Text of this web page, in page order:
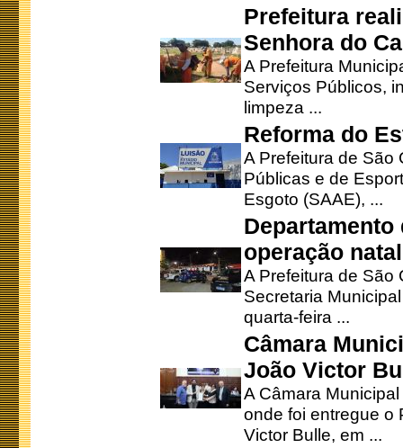
Prefeitura
Senhora do
A Prefeitura
Serviços Públicos,
limpeza ...
Reforma do
A Prefeitura de São
Públicas e de
Esgoto (SAAE), ...
operação
A Prefeitura de São
Secretaria
quarta-feira ...
Câmara
João Victor
A Câmara
onde foi entregue o
Victor Bulle, em ...